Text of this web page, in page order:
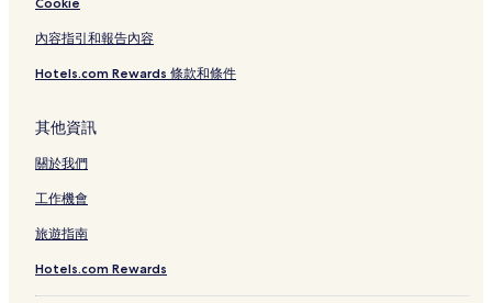
內容指引和報告內容
Hotels.com Rewards 條款和條件
其他資訊
關於我們
工作機會
旅遊指南
Hotels.com Rewards